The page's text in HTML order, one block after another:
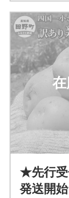
★先行受
発送開